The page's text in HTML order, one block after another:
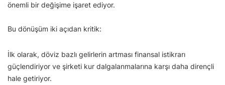
önemli bir değişime işaret ediyor.
Bu dönüşüm iki açıdan kritik:
İlk olarak, döviz bazlı gelirlerin artması finansal istikrarı
güçlendiriyor ve şirketi kur dalgalanmalarına karşı daha dirençli
hale getiriyor.